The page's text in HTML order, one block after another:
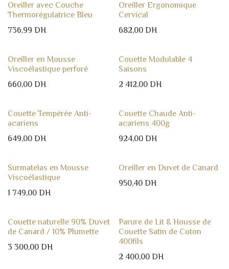
Oreiller avec Couche
Thermorégulatrice Bleu
736,99 DH
Oreiller Ergonomique
Cervical
682,00DH
Oreiller en Mousse
Viscoélastique perforé
660,00 DH
Couette Modulable 4
Saisons
2 412,00DH
Couette Tempérée Anti-
acariens
649,00 DH
Couette Chaude Anti-
acariens 400g
924,00DH
Surmatelas en Mousse
Viscoélastique
1 749,00 DH
Oreiller en Duvet de Canard
950,40DH
Couette naturelle 90% Duvet
de Canard / 10% Plumette
3 300,00 DH
Parure de Lit & Housse de
Couette Satin de Coton
400fils
2 400,00DH